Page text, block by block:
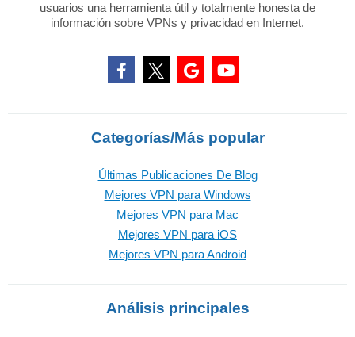
usuarios una herramienta útil y totalmente honesta de
información sobre VPNs y privacidad en Internet.
Categorías/Más popular
Últimas Publicaciones De Blog
Mejores VPN para Windows
Mejores VPN para Mac
Mejores VPN para iOS
Mejores VPN para Android
Análisis principales